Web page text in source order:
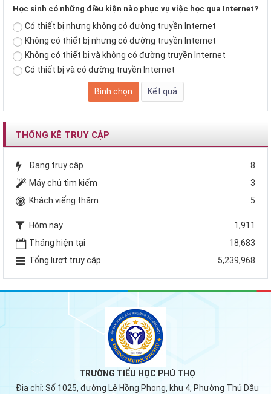
Học sinh có những điều kiện nào phục vụ việc học qua Internet?
Có thiết bị nhưng không có đường truyền Internet
Không có thiết bị nhưng có đường truyền Internet
Không có thiết bị và không có đường truyền Internet
Có thiết bị và có đường truyền Internet
THỐNG KÊ TRUY CẬP
Đang truy cập
8
Máy chủ tìm kiếm
3
Khách viếng thăm
5
Hôm nay
1,911
Tháng hiện tại
18,683
Tổng lượt truy cập
5,239,968
TRƯỜNG TIỂU HỌC PHÚ THỌ
Địa chỉ: Số 1025, đường Lê Hồng Phong, khu 4, Phường Thủ Dầu